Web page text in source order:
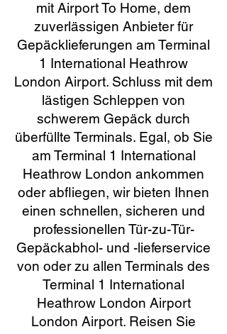
mit Airport To Home, dem
zuverlässigen Anbieter für
Gepäcklieferungen am Terminal
1 International Heathrow
London Airport. Schluss mit dem
lästigen Schleppen von
schwerem Gepäck durch
überfüllte Terminals. Egal, ob Sie
am Terminal 1 International
Heathrow London ankommen
oder abfliegen, wir bieten Ihnen
einen schnellen, sicheren und
professionellen Tür-zu-Tür-
Gepäckabhol- und -lieferservice
von oder zu allen Terminals des
Terminal 1 International
Heathrow London Airport
London Airport. Reisen Sie